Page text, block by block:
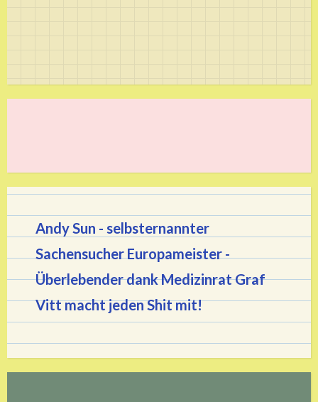
Andy Sun - selbsternannter
Sachensucher Europameister-
Überlebender dank Medizinrat Graf
Vitt macht jeden Shit mit!